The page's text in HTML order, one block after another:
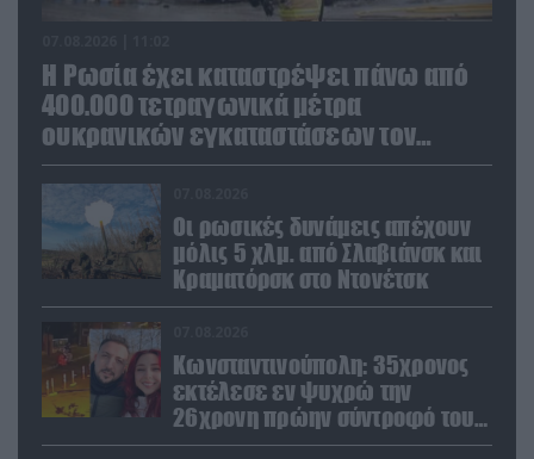
Η Ρωσία έχει καταστρέψει πάνω από
400.000 τετραγωνικά μέτρα
ουκρανικών εγκαταστάσεων τον
Ιούλιο
Οι ρωσικές δυνάμεις απέχουν
μόλις 5 χλμ. από Σλαβιάνσκ και
Κραματόρσκ στο Ντονέτσκ
Κωνσταντινούπολη: 35χρονος
εκτέλεσε εν ψυχρώ την
26χρονη πρώην σύντροφό του
έξω από φαρμακείο (βίντεο)